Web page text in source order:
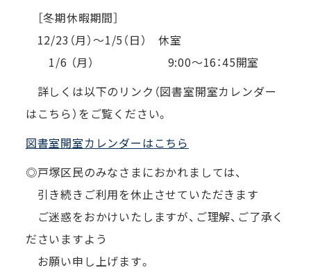
［冬期休暇期間］
12/23（月）～1/5（日） 休室
1/6 （月） 9:00～16：45開室
詳しくは以下のリンク（図書室開室カレンダー
はこちら）をご覧ください。
図書室開室カレンダーはこちら
◎戸塚区民のみなさまにおかれましては、
引き続きご利用を休止させていただきます
ご迷惑をおかけいたしますが、ご理解、ご了承く
ださいますよう
お願い申し上げます。